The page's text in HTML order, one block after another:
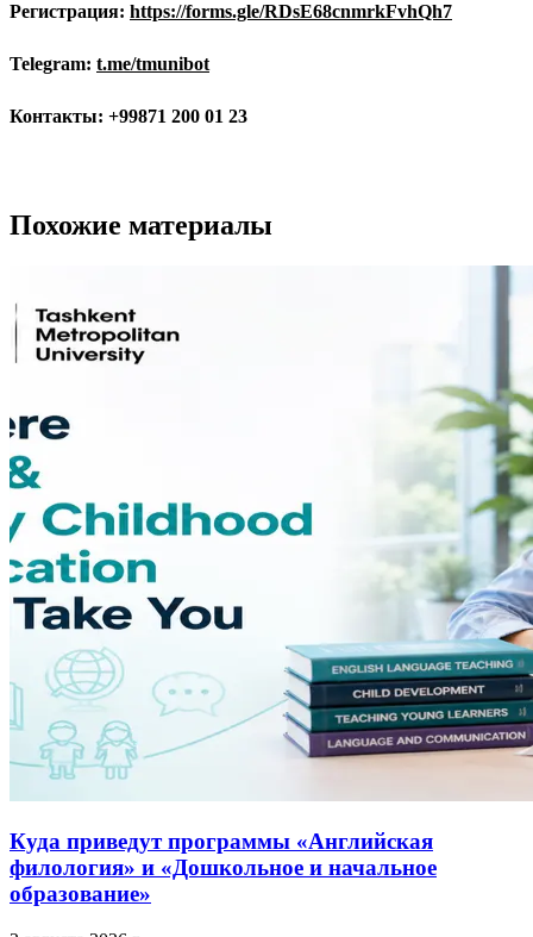
Регистрация: https://forms.gle/RDsE68cnmrkFvhQh7
Telegram: t.me/tmunibot
Контакты: +99871 200 01 23
Похожие материалы
Куда приведут программы «Английская
филология» и «Дошкольное и начальное
образование»